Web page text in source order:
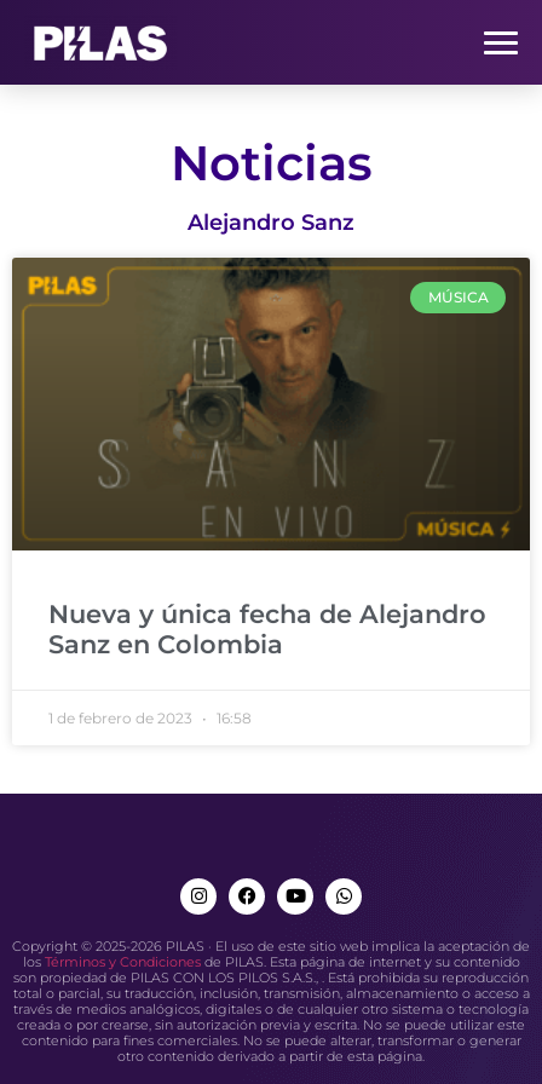
HOME
NOTICIAS
QUIÉNES SOMOS
CONTACTO
SUSCRÍBETE
Noticias
Alejandro Sanz
MÚSICA
Nueva y única fecha de Alejandro
Sanz en Colombia
1 de febrero de 2023 16:58
Copyright © 2025-2026 PILAS · El uso de este sitio web implica la aceptación de
los Términos y Condicionesde PILAS. Esta página de internet y su contenido
son propiedad de PILAS CON LOS PILOS S.A.S., . Está prohibida su reproducción
total o parcial, su traducción, inclusión, transmisión, almacenamiento o acceso a
través de medios analógicos, digitales o de cualquier otro sistema o tecnología
creada o por crearse, sin autorización previa y escrita. No se puede utilizar este
contenido para fines comerciales. No se puede alterar, transformar o generar
otro contenido derivado a partir de esta página.